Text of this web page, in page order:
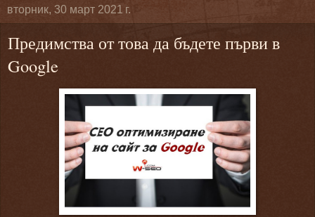
вторник, 30 март 2021 г.
Предимства от това да бъдете първи в
Google